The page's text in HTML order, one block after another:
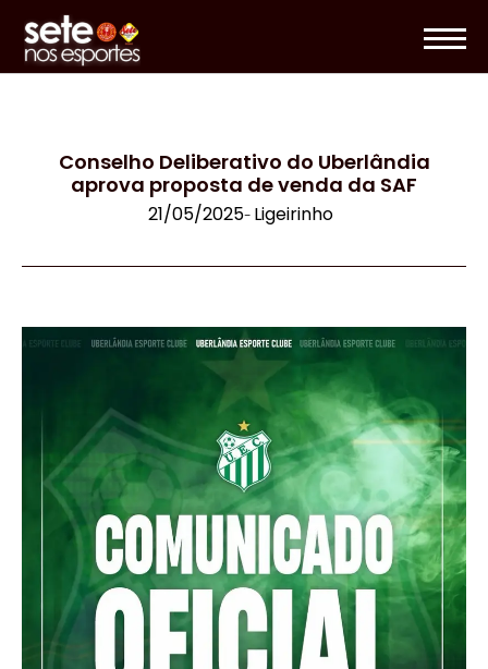
Conselho Deliberativo do Uberlândia
aprova proposta de venda da SAF
21/05/2025- Ligeirinho